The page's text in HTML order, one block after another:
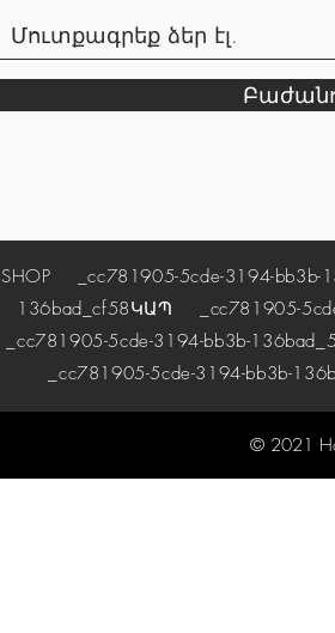
SHOP
_cc781905-5cde-3194-bb3b-
136bad_cf58ԿԱՊ _cc781905-
_cc781905-5cde-3194-bb3b-
_cc781905-5cde-3194-bb3b-
© 2021